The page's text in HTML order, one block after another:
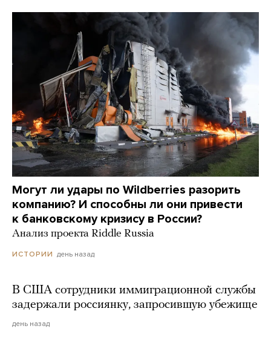
Могут ли удары по Wildberries разорить
компанию? И способны ли они привести
к банковскому кризису в России?
Анализ проекта Riddle Russia
ИСТОРИИ день назад
В США сотрудники иммиграционной службы
задержали россиянку, запросившую убежище
день назад